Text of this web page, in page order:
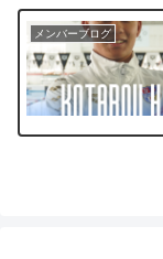
メンバーブログ